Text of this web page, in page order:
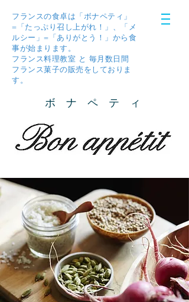
フランスの食卓は「ボナペティ」
=「たっぷり召し上がれ！」、「メ
ルシー」=「ありがとう！」から食
事が始まります。
フランス料理教室 と 毎月数日間
フランス菓子の販売をしておりま
す。
ボ ナ ペ テ ィ